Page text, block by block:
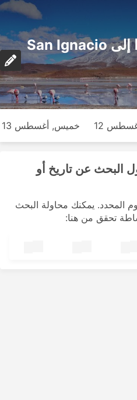
سانتا كروز دي لا سييرا إلى San Ignacio
12 خميس, أغسطس 13
البحث عن تاريخ أو
المحدد. يمكنك محاولة البحث
تحقق من هنا: